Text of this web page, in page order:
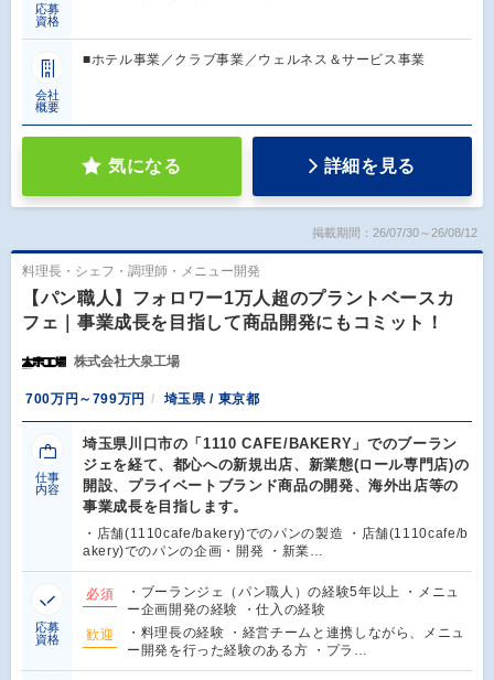
応募
資格
会社
概要
■ホテル事業／クラブ事業／ウェルネス＆サービス事業
気になる 詳細を見る
掲載期間：26/07/30～26/08/12
料理長・シェフ・調理師・メニュー開発
【パン職人】フォロワー1万人超のプラントベースカ
フェ｜事業成長を目指して商品開発にもコミット！
株式会社大泉工場
700万円～799万円 埼玉県 / 東京都
仕事
内容
埼玉県川口市の「1110 CAFE/BAKERY」でのブーラン
ジェを経て、都心への新規出店、新業態(ロール専門店)の
開設、プライベートブランド商品の開発、海外出店等の
事業成長を目指します。
・店舗(1110cafe/bakery)でのパンの製造 ・店舗(1110cafe/b
akery)でのパンの企画・開発 ・新業…
応募
資格
必須
・ブーランジェ（パン職人）の経験5年以上 ・メニュ
ー企画開発の経験 ・仕入の経験
歓迎
・料理長の経験 ・経営チームと連携しながら、メニュ
ー開発を行った経験のある方 ・プラ…